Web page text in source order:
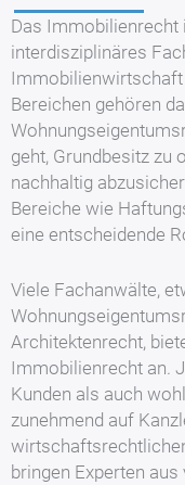
Das Immobilienrecht
interdisziplinäres
Immobilienwirtschaft
Bereichen gehören
geht, Grundbesitz zu
nachhaltig
Bereiche wie
eine entscheidende
Viele Fachanwälte,
Architektenrecht,
Immobilienrecht an.
Kunden als auch
zunehmend auf
bringen Experten